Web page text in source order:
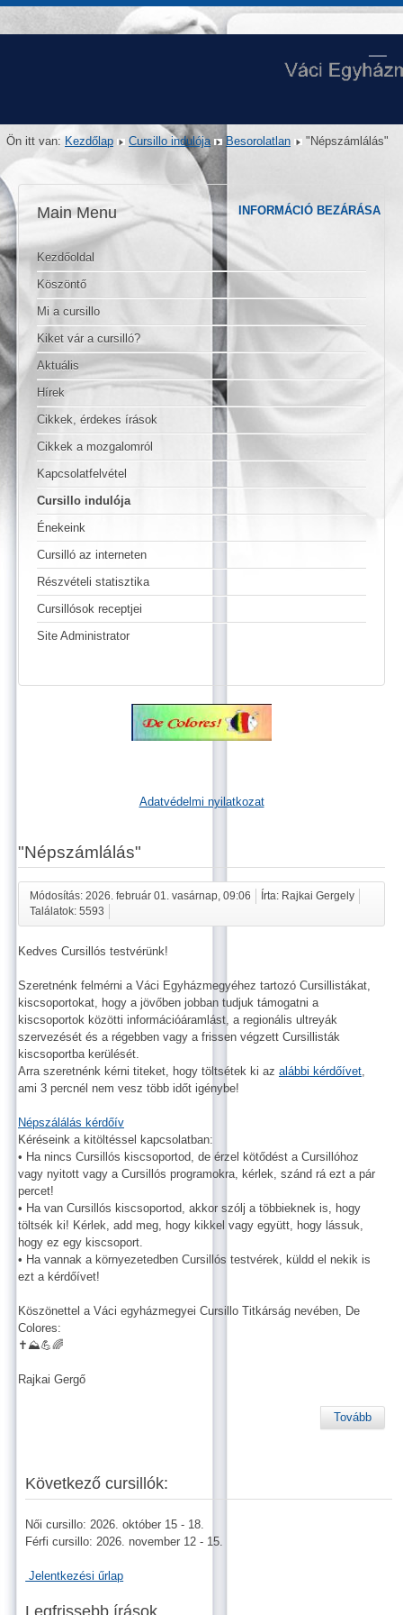
Ön itt van: Kezdőlap Cursillo indulója Besorolatlan "Népszámlálás"
Main Menu
Kezdőoldal
Köszöntő
Mi a cursillo
Kiket vár a cursilló?
Aktuális
Hírek
Cikkek, érdekes írások
Cikkek a mozgalomról
Kapcsolatfelvétel
Cursillo indulója
Énekeink
Cursilló az interneten
Részvételi statisztika
Cursillósok receptjei
Site Administrator
Adatvédelmi nyilatkozat
"Népszámlálás"
Módosítás: 2026. február 01. vasárnap, 09:06
Írta: Rajkai Gergely
Találatok: 5593
Kedves Cursillós testvérünk!
Szeretnénk felmérni a Váci Egyházmegyéhez tartozó Cursillistákat,
kiscsoportokat, hogy a jövőben jobban tudjuk támogatni a
kiscsoportok közötti információáramlást, a regionális ultreyák
szervezését és a régebben vagy a frissen végzett Cursillisták
kiscsoportba kerülését.
Arra szeretnénk kérni titeket, hogy töltsétek ki az alábbi kérdőívet,
ami 3 percnél nem vesz több időt igénybe!
Népszálálás kérdőív
Kéréseink a kitöltéssel kapcsolatban:
• Ha nincs Cursillós kiscsoportod, de érzel kötődést a Cursillóhoz
vagy nyitott vagy a Cursillós programokra, kérlek, szánd rá ezt a pár
percet!
• Ha van Cursillós kiscsoportod, akkor szólj a többieknek is, hogy
töltsék ki! Kérlek, add meg, hogy kikkel vagy együtt, hogy lássuk,
hogy ez egy kiscsoport.
• Ha vannak a környezetedben Cursillós testvérek, küldd el nekik is
ezt a kérdőívet!
Köszönettel a Váci egyházmegyei Cursillo Titkárság nevében, De
Colores:
✝️⛰️💪🌈
Rajkai Gergő
Tovább
INFORMÁCIÓ BEZÁRÁSA
Következő cursillók:
Női cursillo: 2026. október 15 - 18.
Férfi cursillo: 2026. november 12 - 15.
Jelentkezési űrlap